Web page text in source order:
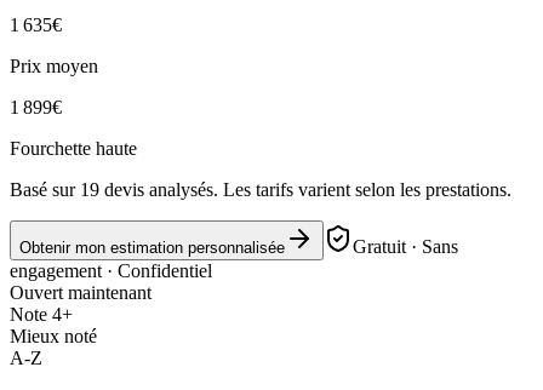
1 635€
Prix moyen
1 899€
Fourchette haute
Basé sur 19 devis analysés. Les tarifs varient selon les prestations.
Obtenir mon estimation personnalisée
Gratuit · Sans
engagement · Confidentiel
Ouvert maintenant
Note 4+
Mieux noté
A-Z